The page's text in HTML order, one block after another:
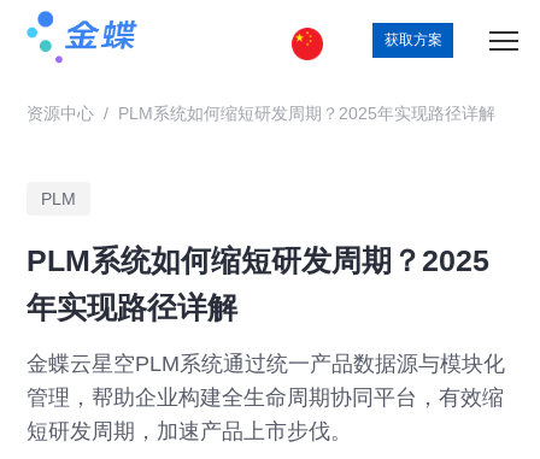
获取方案
资源中心 / PLM系统如何缩短研发周期？2025年实现路径详解
PLM
PLM系统如何缩短研发周期？2025
年实现路径详解
金蝶云星空PLM系统通过统一产品数据源与模块化
管理，帮助企业构建全生命周期协同平台，有效缩
短研发周期，加速产品上市步伐。